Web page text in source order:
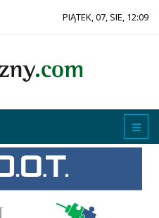
PIĄTEK, 07, SIE, 12:09